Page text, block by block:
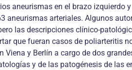
aneurismas en el brazo
aneurismas arteriales. Algunos
las descripciones clínico-
que fueran casos de poliarteritis
y Berlín a cargo de dos
y de las patogénesis de las